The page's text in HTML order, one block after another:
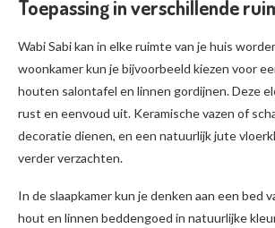
Toepassing in verschillende
Wabi Sabi kan in elke ruimte van je huis
woonkamer kun je bijvoorbeeld kiezen voor
houten salontafel en linnen gordijnen. Deze
rust en eenvoud uit. Keramische vazen of
decoratie dienen, en een natuurlijk jute
verder verzachten.
In de slaapkamer kun je denken aan een bed
hout en linnen beddengoed in natuurlijke